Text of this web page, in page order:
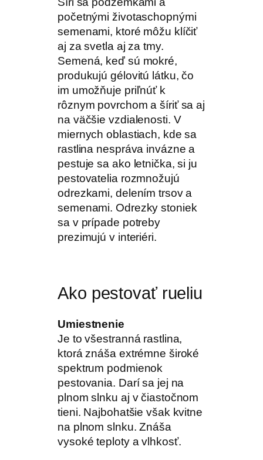
početnými životaschopnými
semenami, ktoré môžu klíčiť
aj za svetla aj za tmy.
Semená, keď sú mokré,
produkujú gélovitú látku, čo
im umožňuje priľnúť k
rôznym povrchom a šíriť sa aj
na väčšie vzdialenosti. V
miernych oblastiach, kde sa
rastlina nespráva invázne a
pestuje sa ako letnička, si ju
pestovatelia rozmnožujú
odrezkami, delením trsov a
semenami. Odrezky stoniek
sa v prípade potreby
prezimujú v interiéri.
Ako pestovať rueliu
Umiestnenie
Je to všestranná rastlina,
ktorá znáša extrémne široké
spektrum podmienok
pestovania. Darí sa jej na
plnom slnku aj v čiastočnom
tieni. Najbohatšie však kvitne
na plnom slnku. Znáša
vysoké teploty a vlhkosť.